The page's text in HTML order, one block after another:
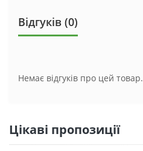
Відгуків (0)
Немає відгуків про цей товар.
Цікаві пропозиції